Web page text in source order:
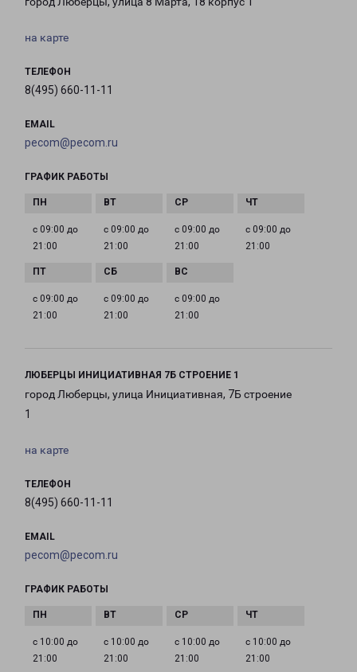
на карте
ТЕЛЕФОН
8(495) 660-11-11
EMAIL
pecom@pecom.ru
ГРАФИК РАБОТЫ
с 09:00 до
21:00
с 09:00 до
21:00
с 09:00 до
21:00
с 09:00 до
21:00
с 09:00 до
21:00
с 09:00 до
21:00
с 09:00 до
21:00
ЛЮБЕРЦЫ ИНИЦИАТИВНАЯ 7Б СТРОЕНИЕ 1
город Люберцы, улица Инициативная, 7Б строение
1
на карте
ТЕЛЕФОН
8(495) 660-11-11
EMAIL
pecom@pecom.ru
ГРАФИК РАБОТЫ
с 10:00 до
21:00
с 10:00 до
21:00
с 10:00 до
21:00
с 10:00 до
21:00